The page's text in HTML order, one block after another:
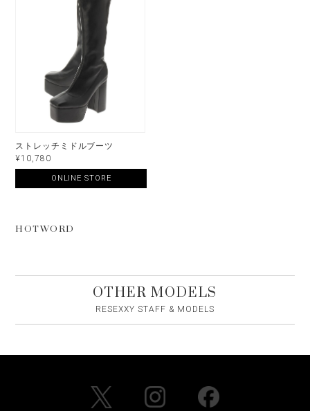
ストレッチミドルブーツ
¥10,780
ONLINE STORE
HOTWORD
OTHER MODELS
RESEXXY STAFF & MODELS